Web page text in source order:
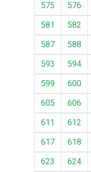
575
576
581
582
587
588
593
594
599
600
605
606
611
612
617
618
623
624